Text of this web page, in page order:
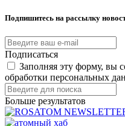
Подпишитесь на рассылку
Подписаться
Заполняя эту форму, вы
обработки персональных
Больше результатов